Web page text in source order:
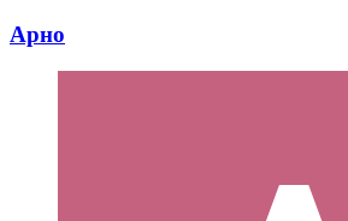
Арно